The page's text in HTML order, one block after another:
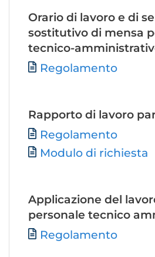
Orario di lavoro e di
sostitutivo di mensa
tecnico-
FileRegolamento
Rapporto di lavoro
FileRegolamento
Modulo di richiesta
Applicazione del
personale tecnico
FileRegolamento